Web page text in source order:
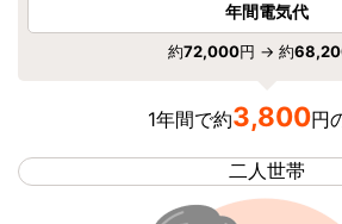
年間電気代
約72,000円 → 約
1年間で約3,800円
二人世帯